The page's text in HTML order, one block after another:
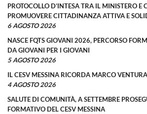
PROTOCOLLO D’INTESA TRA IL MINISTERO E
PROMUOVERE CITTADINANZA ATTIVA E
6 AGOSTO 2026
NASCE FQTS GIOVANI 2026, PERCORSO
DA GIOVANI PER I GIOVANI
5 AGOSTO 2026
IL CESV MESSINA RICORDA MARCO VENTURA
4 AGOSTO 2026
SALUTE DI COMUNITÀ, A SETTEMBRE
FORMATIVO DEL CESV MESSINA